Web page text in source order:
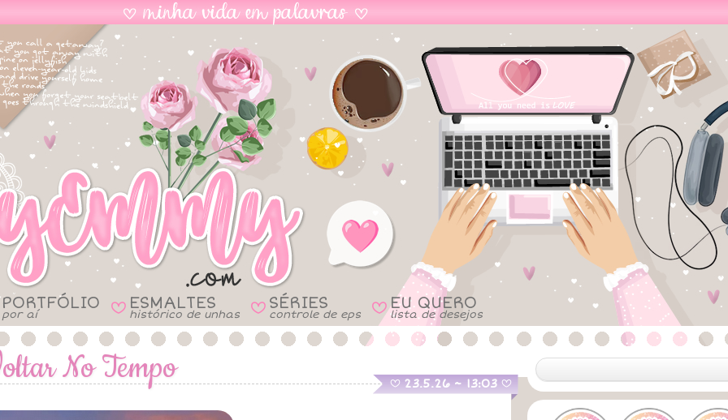
PORTFÓLIO
por aí B ESMALTES
histórico de unhas B SÉRIES
controle de eps B EU QUERO
lista de desejos
No Tempo B 23.5.26 ~ 13:03 B